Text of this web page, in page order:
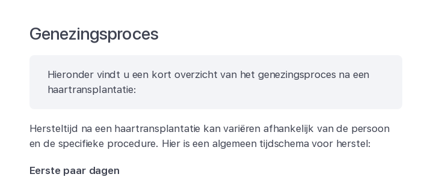
Genezingsproces
Hieronder vindt u een kort overzicht van het genezingsproces na een
haartransplantatie:
Hersteltijd na een haartransplantatie kan variëren afhankelijk van de persoon
en de specifieke procedure. Hier is een algemeen tijdschema voor herstel:
Eerste paar dagen